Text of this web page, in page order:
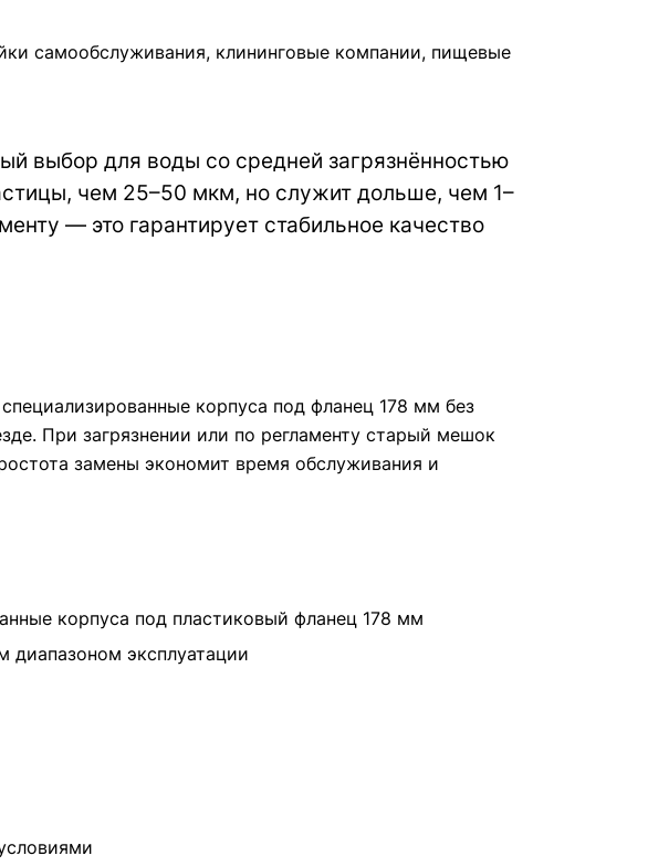
самообслуживания, клининговые компании, пищевые
выбор для воды со средней загрязнённостью
чем 25–50 мкм, но служит дольше, чем 1–
— это гарантирует стабильное качество
корпуса под фланец 178 мм без
При загрязнении или по регламенту старый мешок
замены экономит время обслуживания и
корпуса под пластиковый фланец 178 мм
эксплуатации